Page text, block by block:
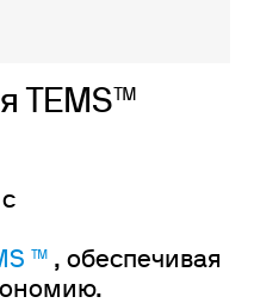
TEMS™
™ , обеспечивая